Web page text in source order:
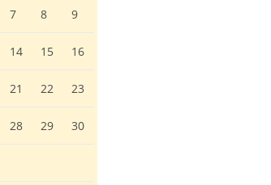
7 8 9
14 15 16
21 22 23
28 29 30